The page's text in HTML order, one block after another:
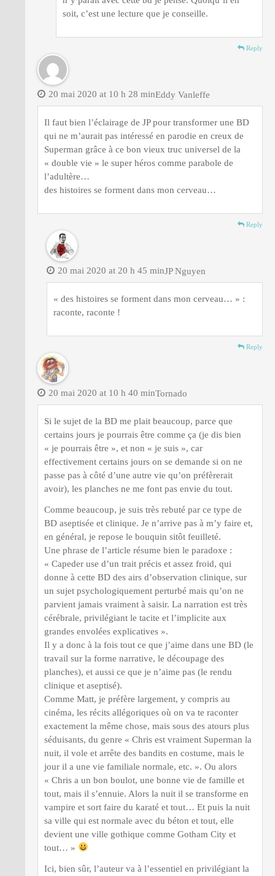
soit, c’est une lecture que je conseille.
Reply
Eddy Vanleffe
20 mai 2020 at 10 h 28 min
Il faut bien l’éclairage de JP pour transformer une BD
qui ne m’aurait pas intéressé en parodie en creux de
Superman grâce à ce bon vieux truc universel de la
« double vie » le super héros comme parabole de
l’adultère…
des histoires se forment dans mon cerveau…
Reply
JP Nguyen
20 mai 2020 at 20 h 45 min
« des histoires se forment dans mon cerveau… » :
raconte, raconte !
Reply
Tornado
20 mai 2020 at 10 h 40 min
Si le sujet de la BD me plait beaucoup, parce que
certains jours je pourrais être comme ça (je dis bien
« je pourrais être », et non « je suis », car
effectivement certains jours on se demande si on ne
passe pas à côté d’une autre vie qu’on préfèrerait
avoir), les planches ne me font pas envie du tout.
Comme beaucoup, je suis très rebuté par ce type de
BD aseptisée et clinique. Je n’arrive pas à m’y faire et,
en général, je repose le bouquin sitôt feuilleté.
Une phrase de l’article résume bien le paradoxe :
« Capeder use d’un trait précis et assez froid, qui
donne à cette BD des airs d’observation clinique, sur
un sujet psychologiquement perturbé mais qu’on ne
parvient jamais vraiment à saisir. La narration est très
cérébrale, privilégiant le tacite et l’implicite aux
grandes envolées explicatives ».
Il y a donc à la fois tout ce que j’aime dans une BD (le
travail sur la forme narrative, le découpage des
planches), et aussi ce que je n’aime pas (le rendu
clinique et aseptisé).
Comme Matt, je préfère largement, y compris au
cinéma, les récits allégoriques où on va te raconter
exactement la même chose, mais sous des atours plus
séduisants, du genre « Chris est vraiment Superman la
nuit, il vole et arrête des bandits en costume, mais le
jour il a une vie familiale normale, etc. ». Ou alors
« Chris a un bon boulot, une bonne vie de famille et
tout, mais il s’ennuie. Alors la nuit il se transforme en
vampire et sort faire du karaté et tout… Et puis la nuit
sa ville qui est normale avec du béton et tout, elle
devient une ville gothique comme Gotham City et
tout… »
Ici, bien sûr, l’auteur va à l’essentiel en privilégiant la